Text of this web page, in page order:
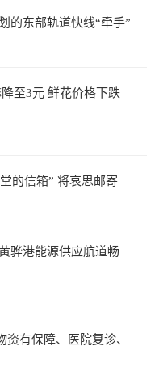
的东部轨道快线“牵手”
至3元 鲜花价格下跌
的信箱” 将哀思邮寄
骅港能源供应航道畅
有保障、医院复诊、